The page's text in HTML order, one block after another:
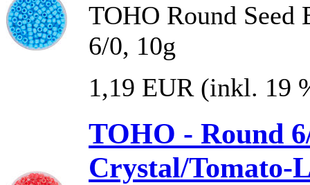
TOHO Round Seed
6/0, 10g
1,19 EUR (inkl. 19
TOHO - Round
Crystal/Tomato-